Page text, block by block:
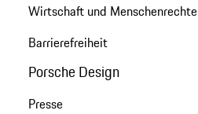
Wirtschaft und Menschenrechte
Barrierefreiheit
Porsche Design
Presse